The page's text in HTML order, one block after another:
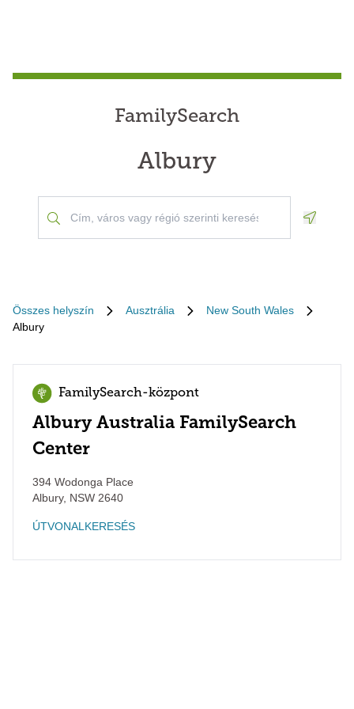
FamilySearch
Albury
Összes helyszín Ausztrália
New South Wales
Albury
FamilySearch-központ
Albury Australia FamilySearch
Center
394 Wodonga Place
Albury, NSW 2640
ÚTVONALKERESÉS